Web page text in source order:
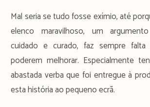
Mal seria se tudo fosse exímio, até
elenco maravilhoso, um
cuidado e curado, faz sempre falta
poderem melhorar. Especialmente
abastada verba que foi entregue à
esta história ao pequeno ecrã.